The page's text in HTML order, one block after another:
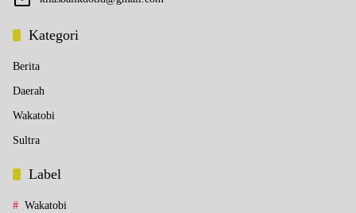
Kategori
Berita
Daerah
Wakatobi
Sultra
Label
Wakatobi